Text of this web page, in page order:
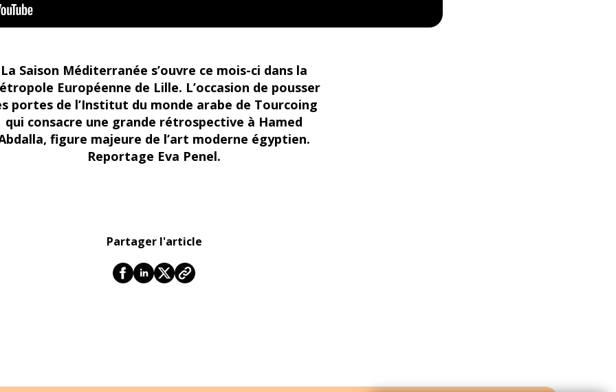
La Saison Méditerranée s’ouvre ce mois-ci dans la
Européenne de Lille. L’occasion de pousser
portes de l’Institut du monde arabe de Tourcoing
qui consacre une grande rétrospective à Hamed
figure majeure de l’art moderne égyptien.
Reportage Eva Penel.
Partager l'article